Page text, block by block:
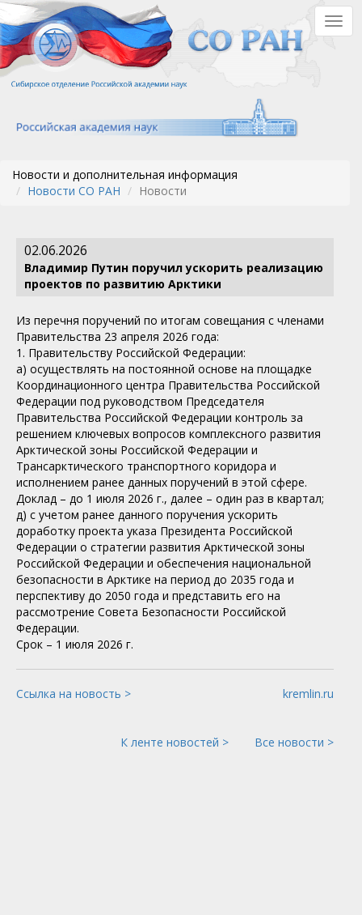
Перейти
к
основному
содержанию
Новости и дополнительная информация
Новости СО РАН
Новости
02.06.2026
Владимир Путин поручил ускорить реализацию
проектов по развитию Арктики
Из перечня поручений по итогам совещания с членами
Правительства 23 апреля 2026 года:
1. Правительству Российской Федерации:
а) осуществлять на постоянной основе на площадке
Координационного центра Правительства Российской
Федерации под руководством Председателя
Правительства Российской Федерации контроль за
решением ключевых вопросов комплексного развития
Арктической зоны Российской Федерации и
Трансарктического транспортного коридора и
исполнением ранее данных поручений в этой сфере.
Доклад – до 1 июля 2026 г., далее – один раз в квартал;
д) с учетом ранее данного поручения ускорить
доработку проекта указа Президента Российской
Федерации о стратегии развития Арктической зоны
Российской Федерации и обеспечения национальной
безопасности в Арктике на период до 2035 года и
перспективу до 2050 года и представить его на
рассмотрение Совета Безопасности Российской
Федерации.
Срок – 1 июля 2026 г.
Ссылка на новость > kremlin.ru
К ленте новостей > Все новости >